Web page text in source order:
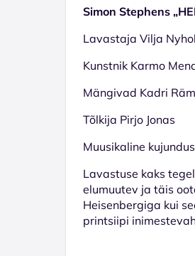
Simon Stephens
Lavastaja Vilja
Kunstnik Karmo
Mängivad Kadri
Tõlkija Pirjo Jonas
Muusikaline
Lavastuse kaks
elumuutev ja täis
Heisenbergiga kui
printsiipi